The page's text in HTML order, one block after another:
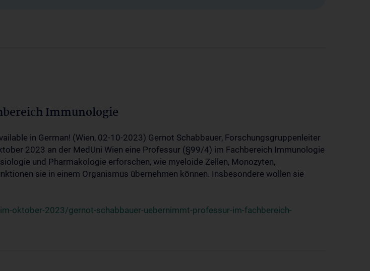
Immunologie
in German! (Wien, 02-10-2023) Gernot Schabbauer, Forschungsgruppenleiter
2023 an der MedUni Wien eine Professur (§99/4) im Fachbereich Immunologie
und Pharmakologie erforschen, wie myeloide Zellen, Monozyten,
sie in einem Organismus übernehmen können. Insbesondere wollen sie
oktober-2023/gernot-schabbauer-uebernimmt-professur-im-fachbereich-